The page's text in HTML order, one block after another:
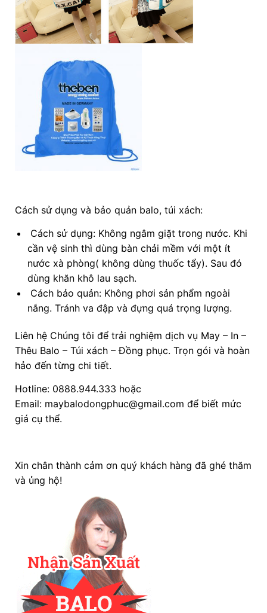
Cách sử dụng và bảo quản balo, túi xách:
Cách sử dụng: Không ngâm giặt trong nước. Khi
cần vệ sinh thì dùng bàn chải mềm với một ít
nước xà phòng( không dùng thuốc tẩy). Sau đó
dùng khăn khô lau sạch.
Cách bảo quản: Không phơi sản phẩm ngoài
nắng. Tránh va đập và đựng quá trọng lượng.
Liên hệ Chúng tôi để trải nghiệm dịch vụ May – In –
Thêu Balo – Túi xách – Đồng phục. Trọn gói và hoàn
hảo đến từng chi tiết.
Hotline: 0888.944.333 hoặc
Email: maybalodongphuc@gmail.com để biết mức
giá cụ thể.
Xin chân thành cảm ơn quý khách hàng đã ghé thăm
và ủng hộ!